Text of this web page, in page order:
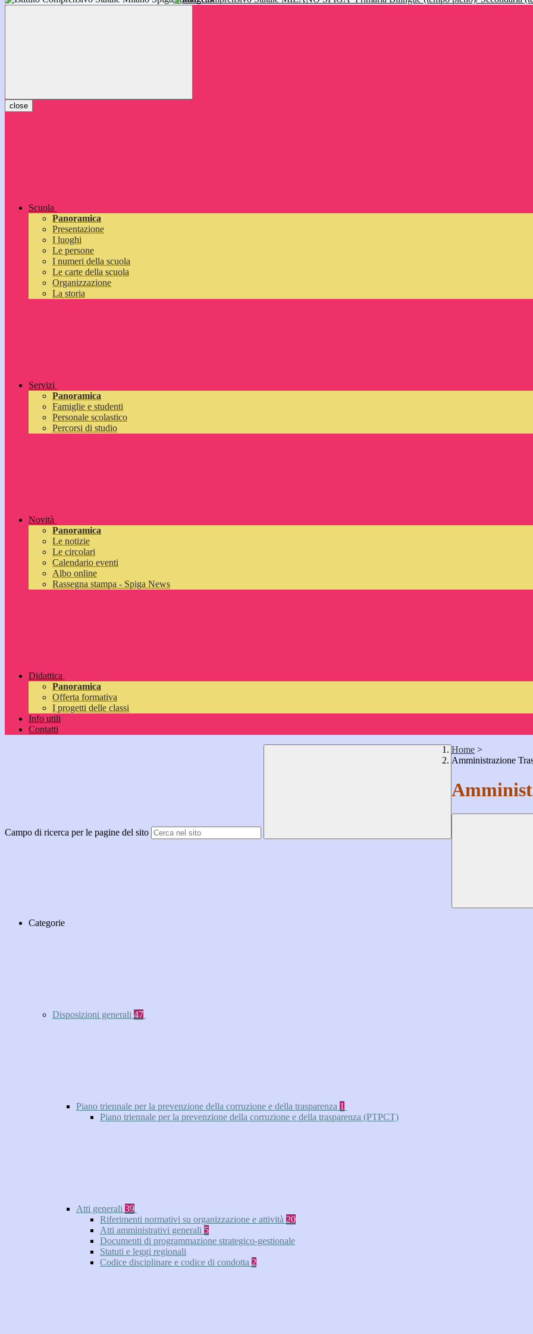
inizieranno il 14 settembre 2026: vi aspettiamo!
close
Scuola
Panoramica
Presentazione
I luoghi
Le persone
I numeri della scuola
Le carte della scuola
Organizzazione
La storia
Servizi
Panoramica
Famiglie e studenti
Personale scolastico
Percorsi di studio
Novità
Panoramica
Le notizie
Le circolari
Calendario eventi
Albo online
Rassegna stampa - Spiga News
Didattica
Panoramica
Offerta formativa
I progetti delle classi
Info utili
Contatti
Campo di ricerca per le pagine del sito
Home >
Amministrazione
Categorie
Disposizioni generali 47
Piano triennale per la prevenzione della corruzione e della trasparenza 1
Piano triennale per la prevenzione della corruzione e della trasparenza (PTPCT)
Atti generali 39
Riferimenti normativi su organizzazione e attività 20
Atti amministrativi generali 5
Documenti di programmazione strategico-gestionale
Statuti e leggi regionali
Codice disciplinare e codice di condotta 2